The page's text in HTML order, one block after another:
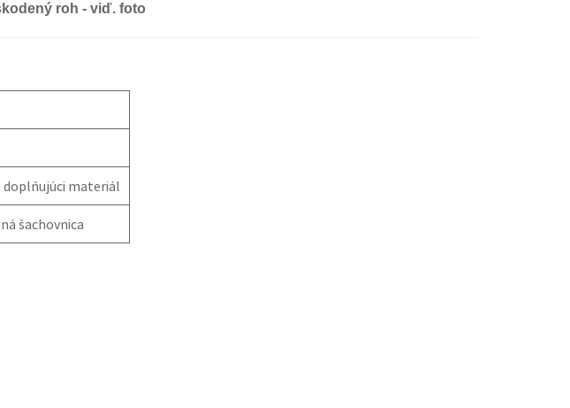
roh - viď. foto
doplňujúci materiál
šachovnica